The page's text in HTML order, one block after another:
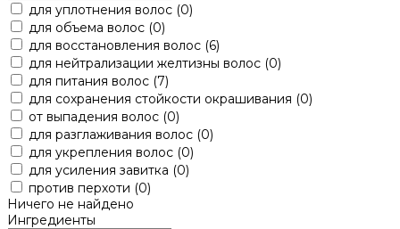
для уплотнения волос (0)
для объема волос (0)
для восстановления волос (6)
для нейтрализации желтизны волос (0)
для питания волос (7)
для сохранения стойкости окрашивания (0)
от выпадения волос (0)
для разглаживания волос (0)
для укрепления волос (0)
для усиления завитка (0)
против перхоти (0)
Ничего не найдено
Ингредиенты